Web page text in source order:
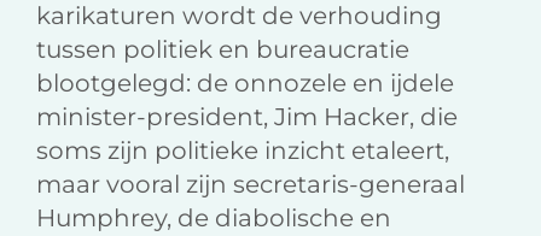
karikaturen wordt de verhouding
tussen politiek en bureaucratie
blootgelegd: de onnozele en ijdele
minister-president, Jim Hacker, die
soms zijn politieke inzicht etaleert,
maar vooral zijn secretaris-generaal
Humphrey, de diabolische en